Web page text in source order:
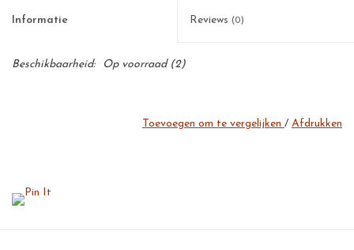
Informatie Reviews (0)
Beschikbaarheid: Op voorraad(2)
Toevoegen om te vergelijken / Afdrukken